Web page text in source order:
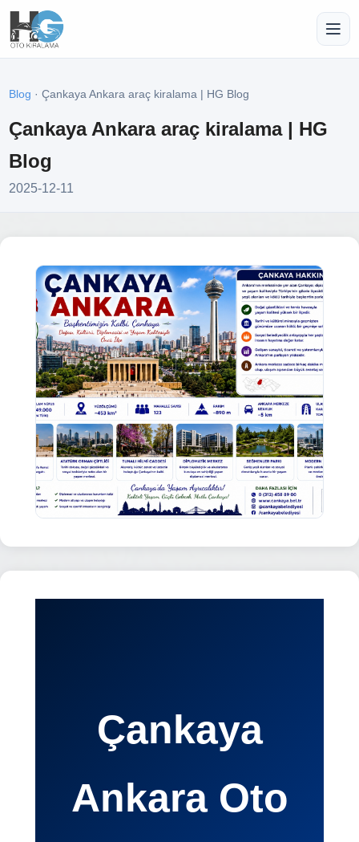
Blog · Çankaya Ankara araç kiralama | HG Blog
Çankaya Ankara araç kiralama | HG
Blog
2025-12-11
Çankaya
Ankara Oto